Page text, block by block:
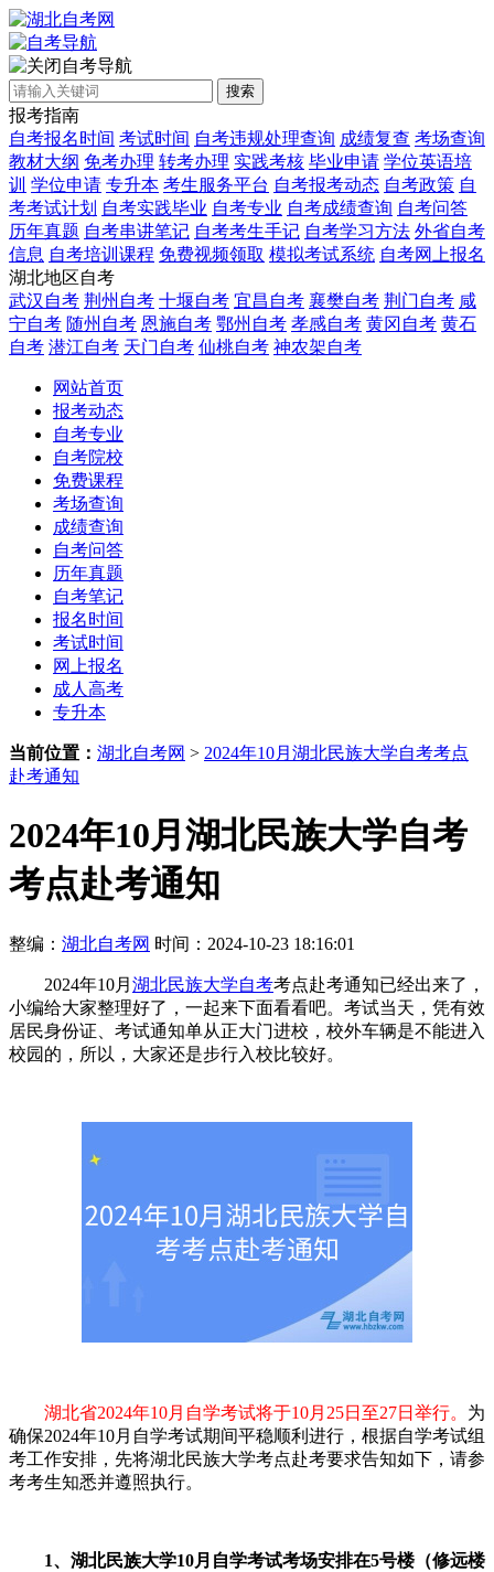
自考导航
搜索
报考指南
自考报名时间 考试时间 自考违规处理查询 成绩复查 考场查询
教材大纲 免考办理 转考办理 实践考核 毕业申请 学位英语培
训 学位申请 专升本 考生服务平台 自考报考动态 自考政策 自
考考试计划 自考实践毕业 自考专业 自考成绩查询 自考问答
历年真题 自考串讲笔记 自考考生手记 自考学习方法 外省自考
信息 自考培训课程 免费视频领取 模拟考试系统 自考网上报名
湖北地区自考
武汉自考 荆州自考 十堰自考 宜昌自考 襄樊自考 荆门自考 咸
宁自考 随州自考 恩施自考 鄂州自考 孝感自考 黄冈自考 黄石
自考 潜江自考 天门自考 仙桃自考 神农架自考
网站首页
报考动态
自考专业
自考院校
免费课程
考场查询
成绩查询
自考问答
历年真题
自考笔记
报名时间
考试时间
网上报名
成人高考
专升本
当前位置： 湖北自考网 > 2024年10月湖北民族大学自考考点
赴考通知
2024年10月湖北民族大学自考
考点赴考通知
整编： 湖北自考网 时间：2024-10-23 18:16:01
2024年10月 湖北民族大学自考考点赴考通知已经出来了，
小编给大家整理好了，一起来下面看看吧。考试当天，凭有效
居民身份证、考试通知单从正大门进校，校外车辆是不能进入
校园的，所以，大家还是步行入校比较好。
湖北省2024年10月自学考试将于10月25日至27日举行。 为
确保2024年10月自学考试期间平稳顺利进行，根据自学考试组
考工作安排，先将湖北民族大学考点赴考要求告知如下，请参
考考生知悉并遵照执行。
1、湖北民族大学10月自学考试考场安排在5号楼（修远楼